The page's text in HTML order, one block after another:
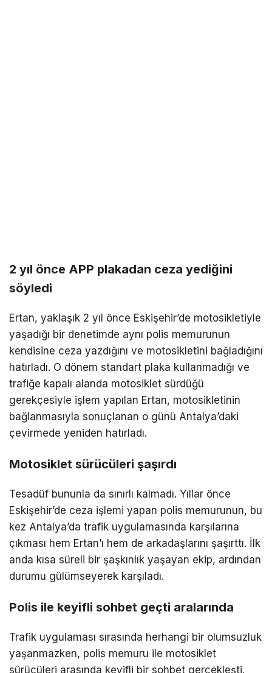
2 yıl önce APP plakadan ceza yediğini
söyledi
Ertan, yaklaşık 2 yıl önce Eskişehir’de motosikletiyle
yaşadığı bir denetimde aynı polis memurunun
kendisine ceza yazdığını ve motosikletini bağladığını
hatırladı. O dönem standart plaka kullanmadığı ve
trafiğe kapalı alanda motosiklet sürdüğü
gerekçesiyle işlem yapılan Ertan, motosikletinin
bağlanmasıyla sonuçlanan o günü Antalya’daki
çevirmede yeniden hatırladı.
Motosiklet sürücüleri şaşırdı
Tesadüf bununla da sınırlı kalmadı. Yıllar önce
Eskişehir’de ceza işlemi yapan polis memurunun, bu
kez Antalya’da trafik uygulamasında karşılarına
çıkması hem Ertan’ı hem de arkadaşlarını şaşırttı. İlk
anda kısa süreli bir şaşkınlık yaşayan ekip, ardından
durumu gülümseyerek karşıladı.
Polis ile keyifli sohbet geçti aralarında
Trafik uygulaması sırasında herhangi bir olumsuzluk
yaşanmazken, polis memuru ile motosiklet
sürücüleri arasında keyifli bir sohbet gerçekleşti.